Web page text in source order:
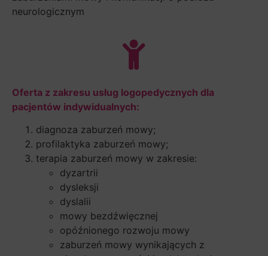
neurologicznym
Oferta z zakresu usług logopedycznych dla
pacjentów indywidualnych:
diagnoza zaburzeń mowy;
profilaktyka zaburzeń mowy;
terapia zaburzeń mowy w zakresie:
dyzartrii
dysleksji
dyslalii
mowy bezdźwięcznej
opóźnionego rozwoju mowy
zaburzeń mowy wynikających z